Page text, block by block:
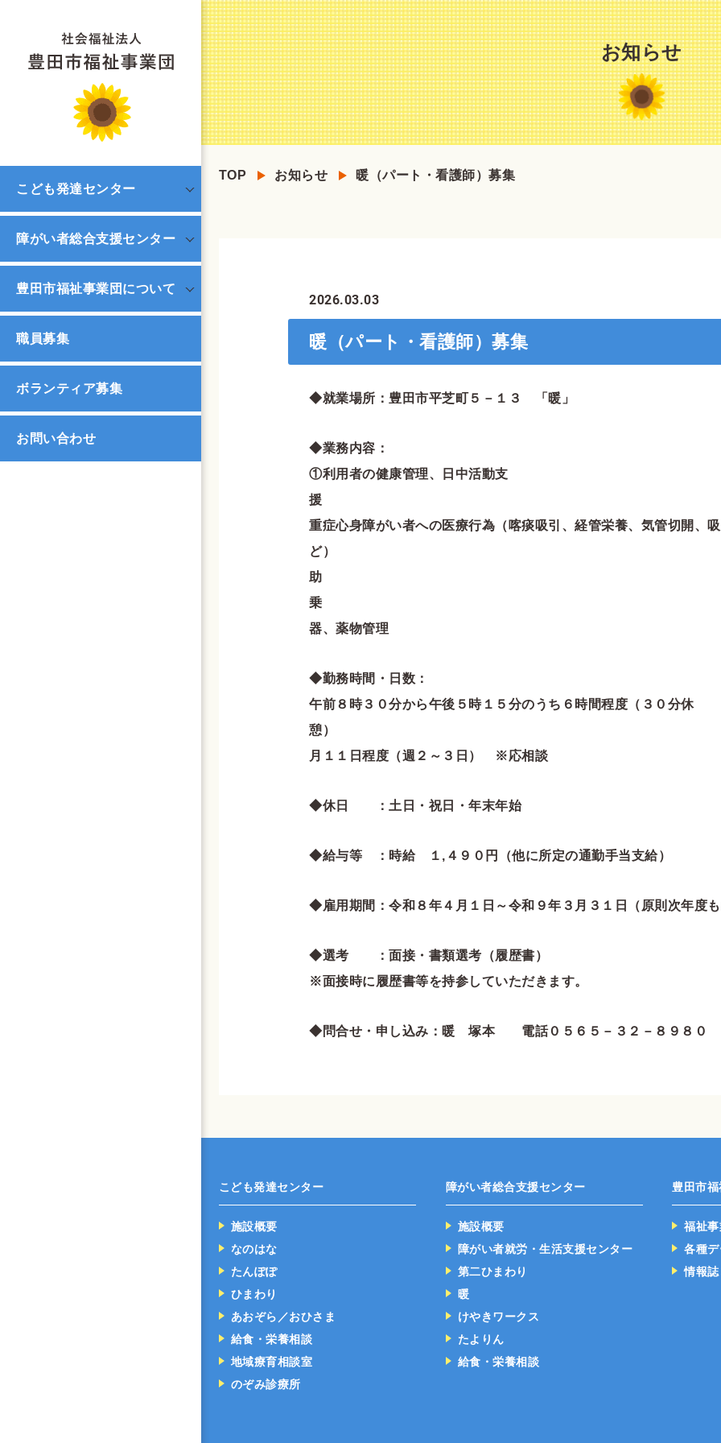
こども発達センター
障がい者総合支援センター
豊田市福祉事業団について
職員募集
ボランティア募集
お問い合わせ
お知らせ
TOP お知らせ 暖（パート・看護師）募集
2026.03.03
暖（パート・看護師）募集
◆就業場所：豊田市平芝町５－１３ 「暖」
◆業務
①利用者の健康管理、日中活動支
援
重症心身障がい者への医療行為（喀痰吸引、経管栄養、気管切開、
ど） ③食事、排せつ、更
助 ④送迎
乗 ⑤医
器、薬物管理
◆勤務時間
午前８時３０分から午後５時１５分のうち６時間程度（３０分休
憩
月１１日程度（週２～３日） ※応相談
◆休日 ：土日・祝日・年末年始
◆給与等 ：時給 １,４９０円（他に所定の通勤手当支給）
◆雇用期間：令和８年４月１日～令和９年３月３１日（原則次年度も
◆選考 ：面接・書類選考（履歴書）
※面接時に履歴書等を持参していただきます。
◆問合せ・申し込み：暖 塚本 電話０５６５－３２－８９８０
こども発達センター
施設概要
なのはな
たんぽぽ
ひまわり
あおぞら／おひさま
給食・栄養相談
地域療育相談室
のぞみ診療所
障がい者総合支援センター
施設概要
障がい者就労・生活支援センター
第二ひまわり
暖
けやきワークス
たよりん
給食・栄養相談
豊田市
福祉
各種デ
情報誌